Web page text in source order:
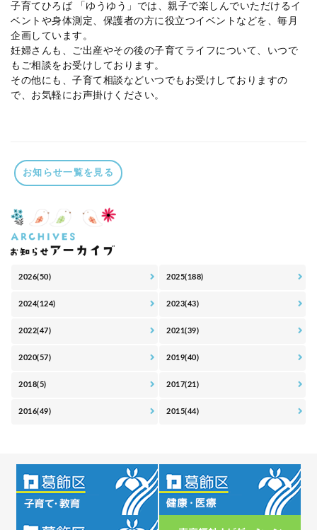
子育てひろば 「ゆうゆう」では、親子で楽しんでいただけるイ
ベントや身体測定、保護者の方に役立つイベントなどを、毎月
企画しています。
妊婦さんも、ご出産やその後の子育てライフについて、いつで
もご相談をお受けしております。
その他にも、子育て相談などいつでもお受けしておりますの
で、お気軽にお声掛けください。
お知らせ一覧を見る
2026(50) 2025(188)
2024(124) 2023(43)
2022(47) 2021(39)
2020(57) 2019(40)
2018(5) 2017(21)
2016(49) 2015(44)